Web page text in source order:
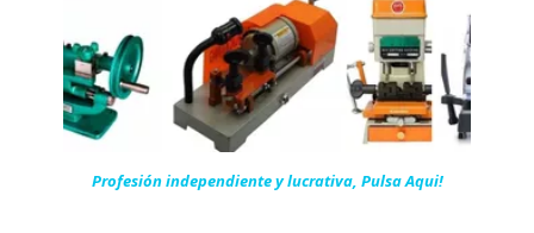
Profesión independiente y lucrativa, Pulsa Aqui!